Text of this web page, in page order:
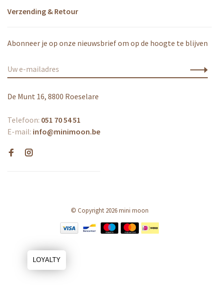
Verzending & Retour
Abonneer je op onze nieuwsbrief om op de hoogte te blijven
De Munt 16, 8800 Roeselare
Telefoon: 051 70 54 51
E-mail: info@minimoon.be
© Copyright 2026 mini moon
LOYALTY